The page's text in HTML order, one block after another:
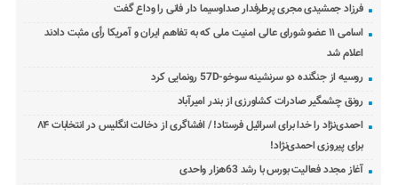
فرزاد جمشیدی مجری پرطرفدار صداوسیما دار فانی را وداع گفت
اسامی ۱۱ عضو شورای عالی امنیت ملی که به تفاهم ایران و آمریکا رأی مثبت دادند
اعلام شد
روسیه از جنگنده دو سرنشینه سوخو-57D رونمایی کرد
رونق چشمگیر صادرات کشاورزی از بندر امیرآباد
احمدی‌نژاد را خدا برای اسرائیل فرستاد! / افشاگری از دخالت انگلیس در انتخابات ۸۴
برای پیروزی احمدی‌نژاد!
آغاز مجدد فعالیت بورس با رشد 63هزار واحدی